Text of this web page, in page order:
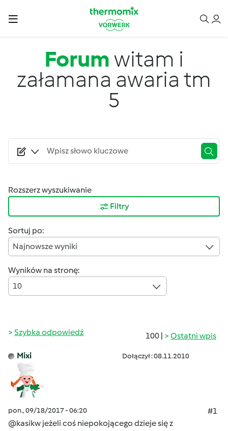
Forumwitam i
załamana awaria tm
5
Rozszerz wyszukiwanie
Filtry
Sortuj po:
Najnowsze wyniki
Wyników na stronę:
10
100 | Ostatni wpis
Szybka odpowiedź
Mixi Dołączył : 08.11.2010
pon., 09/18/2017 - 06:20
#1
@kasikw jeżeli coś niepokojącego dzieje się z